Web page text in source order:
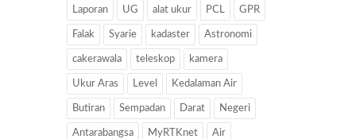
Laporan UG alat ukur PCL GPR
Falak Syarie kadaster Astronomi
cakerawala teleskop kamera
Ukur Aras Level Kedalaman Air
Butiran Sempadan Darat Negeri
Antarabangsa MyRTKnet Air